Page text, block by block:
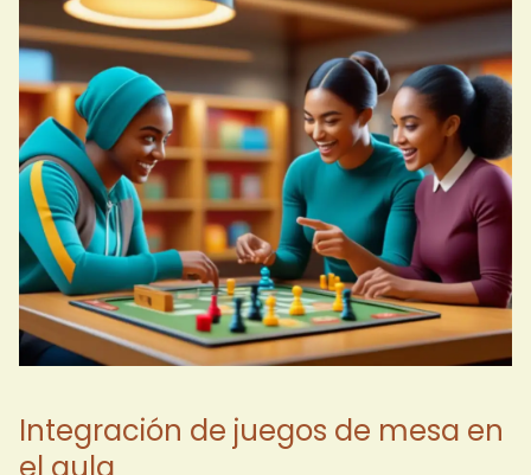
Integración de juegos de mesa en